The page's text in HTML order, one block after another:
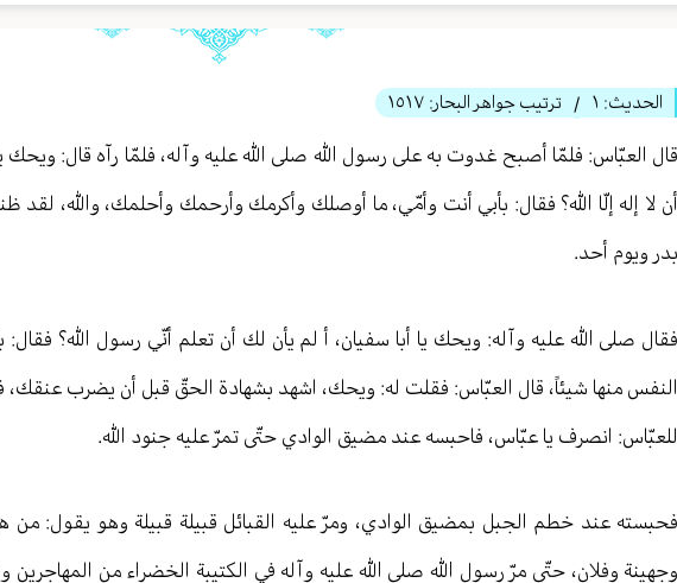
الحديث: ١ / ترتيب جواهر البحار: ١٥١٧
قال العبّاس: فلمّا أصبح غدوت به على رسول الله صلى الله عليه وآله، فلمّا رآه قال: ويحك
أن لا إله إلّا الله؟ فقال: بأبي أنت وأمّي، ما أوصلك وأكرمك وأرحمك وأحلمك، والله، لقد
بدر ويوم أحد.
فقال صلى الله عليه وآله: ويحك يا أبا سفيان، أ لم يأن لك أن تعلم أنّي رسول الله؟
النفس منها شيئاً، قال العبّاس: فقلت له: ويحك، اشهد بشهادة الحقّ قبل أن يضرب عنقك،
للعبّاس: انصرف يا عبّاس، فاحبسه عند مضيق الوادي حتّى تمرّ عليه جنود الله.
فحبسته عند خطم الجبل بمضيق الوادي، ومرّ عليه القبائل قبيلة قبيلة وهو يقول: من
وجهينة وفلان، حتّى مرّ رسول الله صلى الله عليه وآله في الكتيبة الخضراء من المهاجرين